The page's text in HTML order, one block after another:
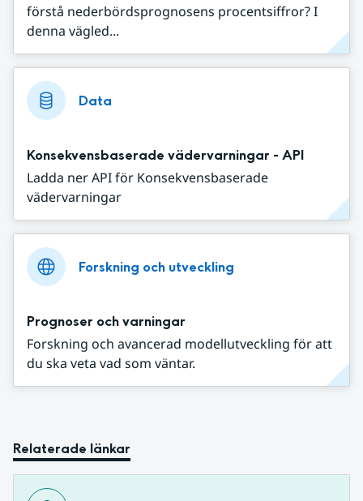
förstå nederbördsprognosens procentsiffror? I
denna vägled...
Data
Konsekvensbaserade vädervarningar - API
Ladda ner API för Konsekvensbaserade
vädervarningar
Forskning och utveckling
Prognoser och varningar
Forskning och avancerad modellutveckling för att
du ska veta vad som väntar.
Relaterade länkar